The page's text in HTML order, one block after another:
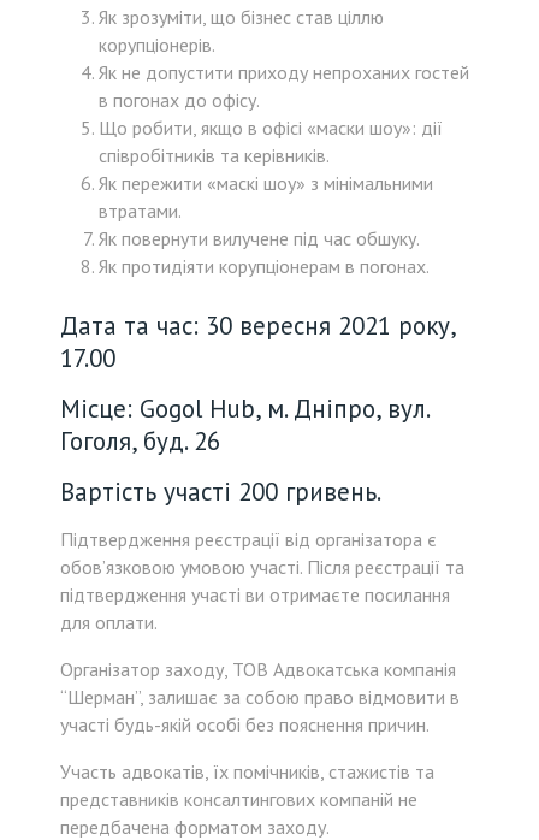
Як зрозуміти, що бізнес став ціллю
корупціонерів.
Як не допустити приходу непроханих гостей
в погонах до офісу.
Що робити, якщо в офісі «маски шоу»: дії
співробітників та керівників.
Як пережити «маскі шоу» з мінімальними
втратами.
Як повернути вилучене під час обшуку.
Як протидіяти корупціонерам в погонах.
Дата та час: 30 вересня 2021 року,
17.00
Місце: Gogol Hub, м. Дніпро, вул.
Гоголя, буд. 26
Вартість участі 200 гривень.
Підтвердження реєстрації від організатора є
обов’язковою умовою участі. Після реєстрації та
підтвердження участі ви отримаєте посилання
для оплати.
Організатор заходу, ТОВ Адвокатська компанія
“Шерман”, залишає за собою право відмовити в
участі будь-якій особі без пояснення причин.
Участь адвокатів, їх помічників, стажистів та
представників консалтингових компаній не
передбачена форматом заходу.